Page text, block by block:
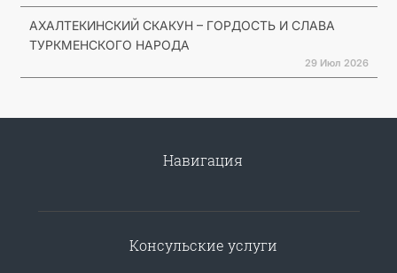
АХАЛТЕКИНСКИЙ СКАКУН – ГОРДОСТЬ И СЛАВА
ТУРКМЕНСКОГО НАРОДА
29 Июл 2026
Навигация
Консульские услуги